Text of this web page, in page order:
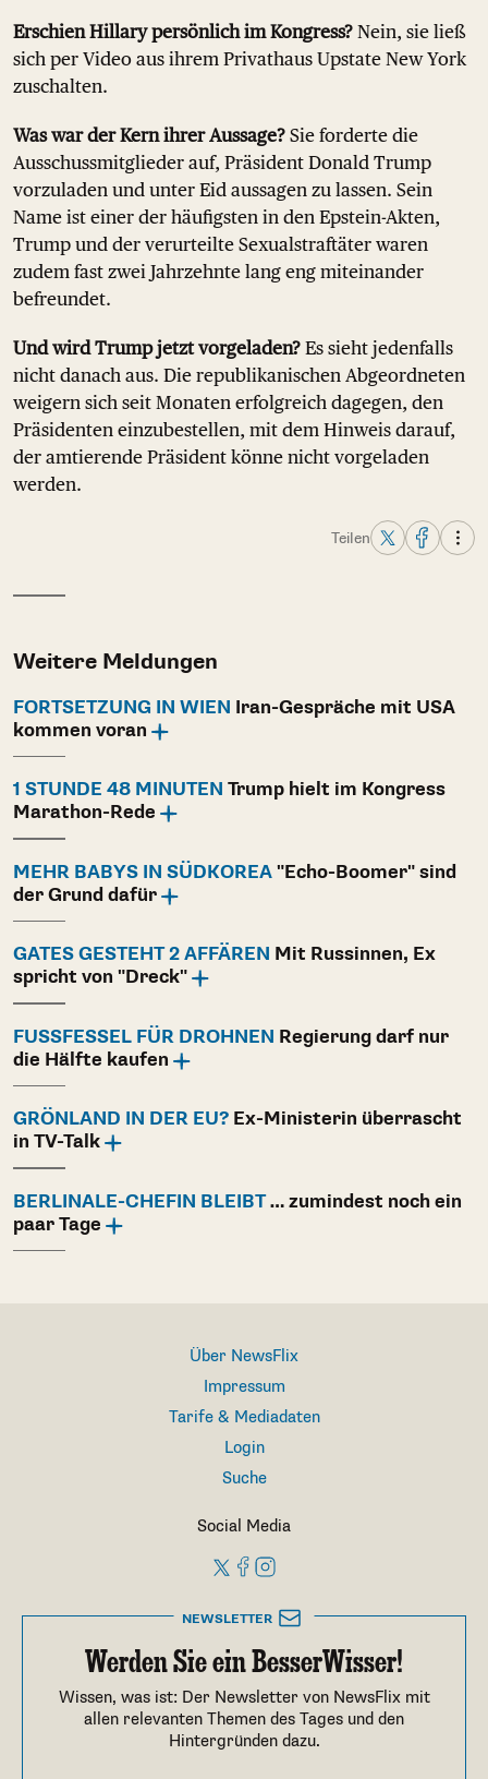
Erschien Hillary persönlich im Kongress? Nein, sie ließ
sich per Video aus ihrem Privathaus Upstate New York
zuschalten.
Was war der Kern ihrer Aussage? Sie forderte die
Ausschussmitglieder auf, Präsident Donald Trump
vorzuladen und unter Eid aussagen zu lassen. Sein
Name ist einer der häufigsten in den Epstein-Akten,
Trump und der verurteilte Sexualstraftäter waren
zudem fast zwei Jahrzehnte lang eng miteinander
befreundet.
Und wird Trump jetzt vorgeladen? Es sieht jedenfalls
nicht danach aus. Die republikanischen Abgeordneten
weigern sich seit Monaten erfolgreich dagegen, den
Präsidenten einzubestellen, mit dem Hinweis darauf,
der amtierende Präsident könne nicht vorgeladen
werden.
Teilen
Weitere Meldungen
FORTSETZUNG IN WIEN Iran-Gespräche mit USA
kommen voran
1 STUNDE 48 MINUTEN Trump hielt im Kongress
Marathon-Rede
MEHR BABYS IN SÜDKOREA "Echo-Boomer" sind
der Grund dafür
GATES GESTEHT 2 AFFÄREN Mit Russinnen, Ex
spricht von "Dreck"
FUSSFESSEL FÜR DROHNEN
Regierung darf nur
die Hälfte kaufen
GRÖNLAND IN DER EU? Ex-Ministerin überrascht
in TV-Talk
BERLINALE-CHEFIN BLEIBT… zumindest noch ein
paar Tage
Über NewsFlix
Impressum
Tarife & Mediadaten
Login
Suche
Social Media
NEWSLETTER
Werden Sie ein BesserWisser!
Wissen, was ist: Der Newsletter von NewsFlix mit
allen relevanten Themen des Tages und den
Hintergründen dazu.